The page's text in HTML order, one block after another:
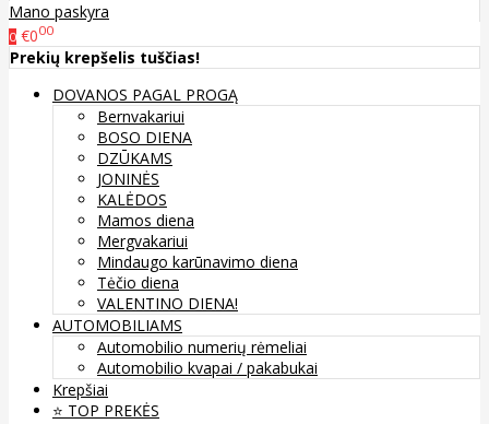
Mano paskyra
0 €000
Prekių krepšelis tuščias!
DOVANOS PAGAL PROGĄ
Bernvakariui
BOSO DIENA
DZŪKAMS
JONINĖS
KALĖDOS
Mamos diena
Mergvakariui
Mindaugo karūnavimo diena
Tėčio diena
VALENTINO DIENA!
AUTOMOBILIAMS
Automobilio numerių rėmeliai
Automobilio kvapai / pakabukai
Krepšiai
⭐️ TOP PREKĖS